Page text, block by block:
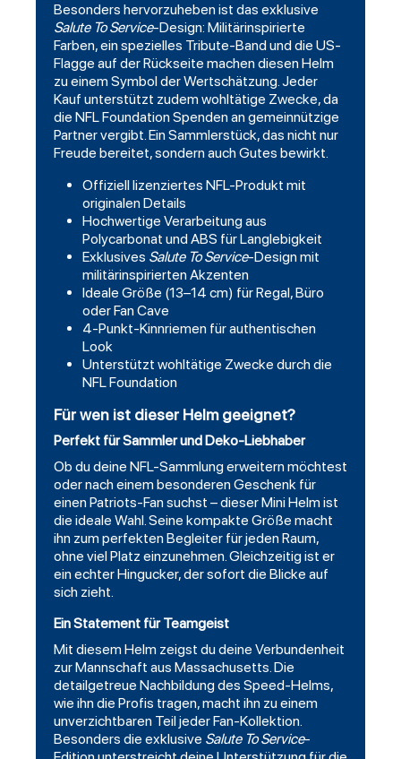
Besonders hervorzuheben ist das exklusive
Salute To Service-Design: Militärinspirierte
Farben, ein spezielles Tribute-Band und die US-
Flagge auf der Rückseite machen diesen Helm
zu einem Symbol der Wertschätzung. Jeder
Kauf unterstützt zudem wohltätige Zwecke, da
die NFL Foundation Spenden an gemeinnützige
Partner vergibt. Ein Sammlerstück, das nicht nur
Freude bereitet, sondern auch Gutes bewirkt.
Offiziell lizenziertes NFL-Produkt mit
originalen Details
Hochwertige Verarbeitung aus
Polycarbonat und ABS für Langlebigkeit
Exklusives Salute To Service-Design mit
militärinspirierten Akzenten
Ideale Größe (13–14 cm) für Regal, Büro
oder Fan Cave
4-Punkt-Kinnriemen für authentischen
Look
Unterstützt wohltätige Zwecke durch die
NFL Foundation
Für wen ist dieser Helm geeignet?
Perfekt für Sammler und Deko-Liebhaber
Ob du deine NFL-Sammlung erweitern möchtest
oder nach einem besonderen Geschenk für
einen Patriots-Fan suchst – dieser Mini Helm ist
die ideale Wahl. Seine kompakte Größe macht
ihn zum perfekten Begleiter für jeden Raum,
ohne viel Platz einzunehmen. Gleichzeitig ist er
ein echter Hingucker, der sofort die Blicke auf
sich zieht.
Ein Statement für Teamgeist
Mit diesem Helm zeigst du deine Verbundenheit
zur Mannschaft aus Massachusetts. Die
detailgetreue Nachbildung des Speed-Helms,
wie ihn die Profis tragen, macht ihn zu einem
unverzichtbaren Teil jeder Fan-Kollektion.
Besonders die exklusive Salute To Service-